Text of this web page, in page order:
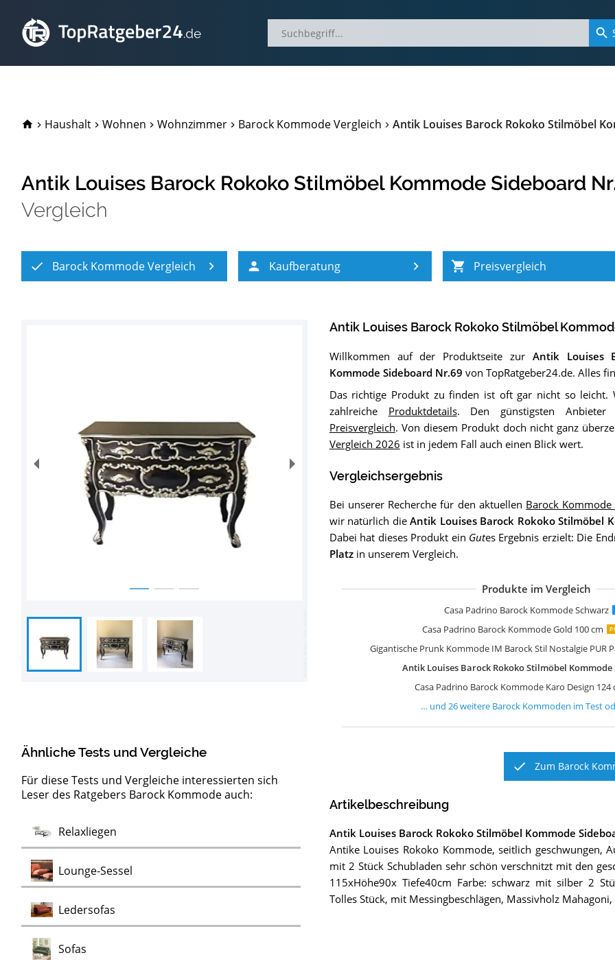
TopRatgeber24.de
Haushalt Wohnen Wohnzimmer Barock Kommode Vergleich Antik Louises Barock Rokoko Stilmöbel
Antik Louises Barock Rokoko Stilmöbel Kommode Sideboard
Vergleich
Barock Kommode Vergleich Kaufberatung Preisvergleich
Ähnliche Tests und Vergleiche
Für diese Tests und Vergleiche interessierten sich
Leser des Ratgebers Barock Kommode auch:
Relaxliegen
Lounge-Sessel
Ledersofas
Sofas
Lowboards
SideboardsTest
Kommoden
ClubsesselTest
MöbelklassikerTest
SchaukelstühleTest
VitrinenTest
Wohnwände
ChaiselonguesTest
Vintage SesselTest
Antik Louises Barock Rokoko Stilmöbel
Willkommen auf der Produktseite zur Antik Louises
Kommode Sideboard Nr.69 von TopRatgeber24.de. Alles
Das richtige Produkt zu finden ist oft gar nicht so leicht.
zahlreiche Produktdetails. Den günstigsten
Preisvergleich. Von diesem Produkt doch nicht ganz
Vergleich 2026 ist in jedem Fall auch einen Blick wert.
Vergleichsergebnis
Bei unserer Recherche für den aktuellen Barock
wir natürlich dieAntik Louises Barock Rokoko Stilmöbel
Dabei hat dieses Produkt ein Gutes Ergebnis erzielt: Die
Platzin unserem Vergleich.
Produkte im Vergleich
Casa Padrino Barock Kommode Schwarz
Casa Padrino Barock Kommode Gold 100 cm
Gigantische Prunk Kommode IM Barock Stil Nostalgie PUR
Antik Louises Barock Rokoko Stilmöbel
Casa Padrino Barock Kommode Karo Design
Casa Padrino
Casa Padrino
Casa Padrino
Casa Padrino
Casa Padrino
Casa Padrino
Casa Padrino
Casa Padrino
Casa Padrino
Casa Padrino
Casa Padrino
Casa Padrino
Casa Padrino
Casa Padrino
Casa Padrino
Casa Padrino
Casa Padrino
Casa Padrino
Casa Padrino
Casa Padrino
Casa Padrino
Casa Padrino
Casa Padrino
Antik Louises
Antik Louises
Kommode
… und 26weitere Barock Kommoden im Test
Zum Barock
Artikelbeschreibung
Antik Louises Barock Rokoko Stilmöbel Kommode
Antike Louises Rokoko Kommode, seitlich geschwungen,
mit 2 Stück Schubladen sehr schön verschnitzt mit den
115xHöhe90x Tiefe40cm Farbe: schwarz mit silber 2
Tolles Stück, mit Messingbeschlägen, Massivholz